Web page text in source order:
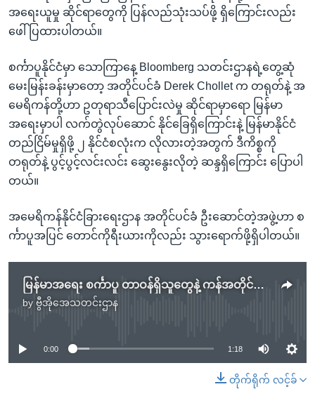
အရေးယူမှု ဆိုင်ရာတွေကို ပြန်လည်သုံးသပ်ဖို့ ရှိကြောင်းလည်း
ဖေါ်ပြထားပါတယ်။
စင်္ကာပူနိုင်ငံမှာ သောကြာနေ့ Bloomberg သတင်းဌာနရဲ့တွေ့ဆုံ
မေးမြန်းခန်းမှာတော့ အတိုင်ပင်ခံ Derek Chollet က တရုတ်နဲ့ အ
မေရိကန်တို့ဟာ ဥတုရာသီပြောင်းလဲမှု ဆိုင်ရာမှာရော မြန်မာ
အရေးမှာပါ လက်တွဲလုပ်ဆောင် နိုင်ခြေရှိကြောင်းနဲ့ မြန်မာနိုင်ငံ
တည်ငြိမ်မှုရှိဖို့ ၂ နိုင်ငံစလုံးက လိုလားတဲ့အတွက် ဒီကိစ္စကို
တရုတ်နဲ့ ပွင့်ပွင့်လင်းလင်း ဆွေးနွေးလိုတဲ့ ဆန္ဒရှိကြောင်း ပြောပါ
တယ်။
အမေရိကန်နိုင်ငံခြားရေးဌာန အတိုင်ပင်ခံ ဦးဆောင်တဲ့အဖွဲ့ဟာ စ
င်္ကာပူအပြင် တောင်ကိုရီးယားကိုလည်း သွားရောက်ဖို့ရှိပါတယ်။
မြန်မာအရေး စင်္ကာပူ တာဝန်ရှိသူတွေနဲ့ ကန်အတိုင်ပင်ခံ ဆွေးနွေးမည်
by ဗွီအိုအေသတင်းဌာန
No media source currently available
0:00 1:18
တိုက်ရိုက် လင့်ခ်